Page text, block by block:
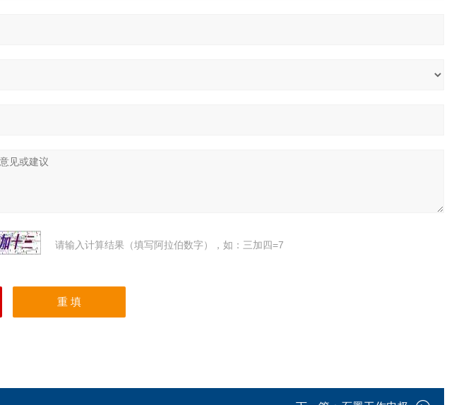
请输入计算结果（填写阿拉伯数字），如：三加四=7